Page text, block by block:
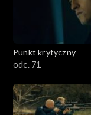
Punkt krytyczny
odc. 71